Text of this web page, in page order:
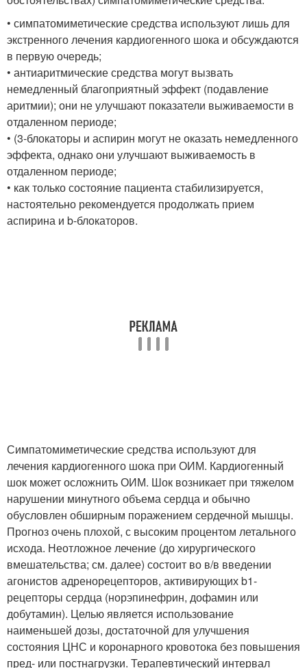
• симпатомиметические средства используют лишь для
экстренного лечения кардиогенного шока и обсуждаются
в первую очередь;
• антиаритмические средства могут вызвать
немедленный благоприятный эффект (подавление
аритмии); они не улучшают показатели выживаемости в
отдаленном периоде;
• (3-блокаторы и аспирин могут не оказать немедленного
эффекта, однако они улучшают выживаемость в
отдаленном периоде;
• как только состояние пациента стабилизируется,
настоятельно рекомендуется продолжать прием
аспирина и b-блокаторов.
Симпатомиметические средства используют для
лечения кардиогенного шока при ОИМ. Кардиогенный
шок может осложнить ОИМ. Шок возникает при тяжелом
нарушении минутного объема сердца и обычно
обусловлен обширным поражением сердечной мышцы.
Прогноз очень плохой, с высоким процентом летального
исхода. Неотложное лечение (до хирургического
вмешательства; см. далее) состоит во в/в введении
агонистов адренорецепторов, активирующих b1-
рецепторы сердца (норэпинефрин, дофамин или
добутамин). Целью является использование
наименьшей дозы, достаточной для улучшения
состояния ЦНС и коронарного кровотока без повышения
пред- или постнагрузки. Терапевтический интервал